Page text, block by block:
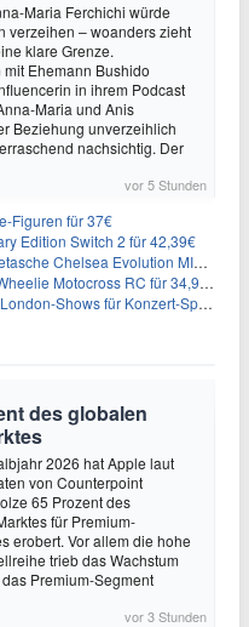
Maria Ferchichi würde
verzeihen – woanders zieht
klare Grenze.
Ehemann Bushido
in ihrem Podcast
Maria und Anis
Beziehung unverzeihlich
nachsichtig. Der
vor 5 Stunden
Figuren für 37€
Edition Switch 2 für 42,39€
Chelsea Evolution MID 54L für 29,99€
Motocross RC für 34,99€
Shows für Konzert-Special filmen
des globalen
2026 hat Apple laut
von Counterpoint
65 Prozent des
für Premium-
erobert. Vor allem die hohe
trieb das Wachstum
Premium-Segment
vor 3 Stunden